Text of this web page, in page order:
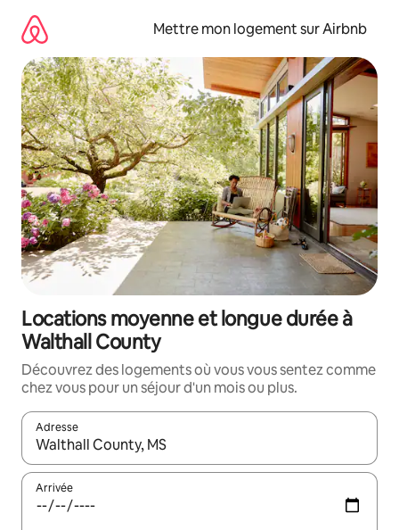
directement
contenu
Mettre mon logement sur Airbnb
Locations moyenne et longue durée à
Walthall County
Découvrez des logements où vous vous sentez comme
chez vous pour un séjour d'un mois ou plus.
Adresse
Lorsque les résultats s'affichent, utilisez les flèches vers le
Arrivée